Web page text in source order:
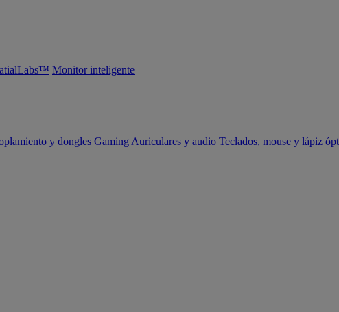
Monitor inteligente
y dongles Gaming Auriculares y audio Teclados, mouse y lápiz